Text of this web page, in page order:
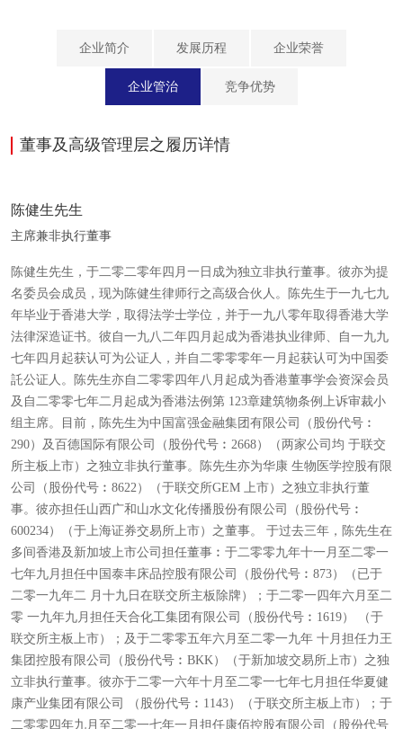
企业简介 发展历程 企业荣誉
企业管治 竞争优势
董事及高级管理层之履历详情
陈健生先生
主席兼非执行董事
陈健生先生，于二零二零年四月一日成为独立非执行董事。彼亦为提
名委员会成员，现为陈健生律师行之高级合伙人。陈先生于一九七九
年毕业于香港大学，取得法学士学位，并于一九八零年取得香港大学
法律深造证书。彼自一九八二年四月起成为香港执业律师、自一九九
七年四月起获认可为公证人，并自二零零零年一月起获认可为中国委
託公证人。陈先生亦自二零零四年八月起成为香港董事学会资深会员
及自二零零七年二月起成为香港法例第 123章建筑物条例上诉审裁小
组主席。目前，陈先生为中国富强金融集团有限公司（股份代号︰
290）及百德国际有限公司（股份代号︰2668）（两家公司均 于联交
所主板上市）之独立非执行董事。陈先生亦为华康 生物医学控股有限
公司（股份代号︰8622）（于联交所GEM 上市）之独立非执行董
事。彼亦担任山西广和山水文化传播股份有限公司（股份代号︰
600234）（于上海证券交易所上市）之董事。 于过去三年，陈先生在
多间香港及新加坡上市公司担任董事︰于二零零九年十一月至二零一
七年九月担任中国泰丰床品控股有限公司（股份代号︰873）（已于
二零一九年二 月十九日在联交所主板除牌）；于二零一四年六月至二
零 一九年九月担任天合化工集团有限公司（股份代号︰1619） （于
联交所主板上市）；及于二零零五年六月至二零一九年 十月担任力王
集团控股有限公司（股份代号︰BKK）（于新加坡交易所上市）之独
立非执行董事。彼亦于二零一六年十月至二零一七年七月担任华夏健
康产业集团有限公司 （股份代号︰1143）（于联交所主板上市）；于
二零零四年九月至二零一七年一月担任康佰控股有限公司（股份代号